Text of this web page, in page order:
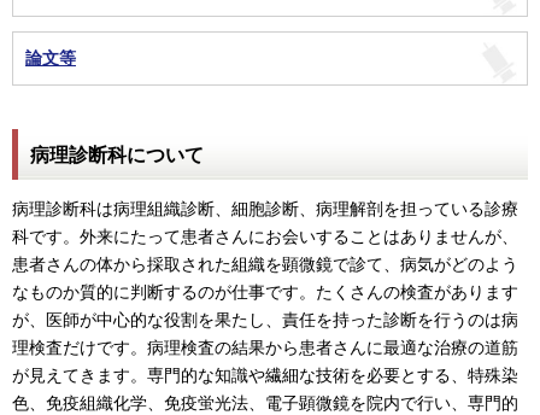
論文等
病理診断科について
病理診断科は病理組織診断、細胞診断、病理解剖を担っている診療
科です。外来にたって患者さんにお会いすることはありませんが、
患者さんの体から採取された組織を顕微鏡で診て、病気がどのよう
なものか質的に判断するのが仕事です。たくさんの検査があります
が、医師が中心的な役割を果たし、責任を持った診断を行うのは病
理検査だけです。病理検査の結果から患者さんに最適な治療の道筋
が見えてきます。専門的な知識や繊細な技術を必要とする、特殊染
色、免疫組織化学、免疫蛍光法、電子顕微鏡を院内で行い、専門的